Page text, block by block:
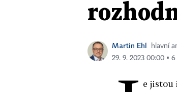
Martin Ehl
hlavní
29. 9. 2023 00:00 ▪
e jistou